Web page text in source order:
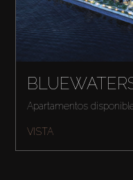
Apartamentos
VISTA